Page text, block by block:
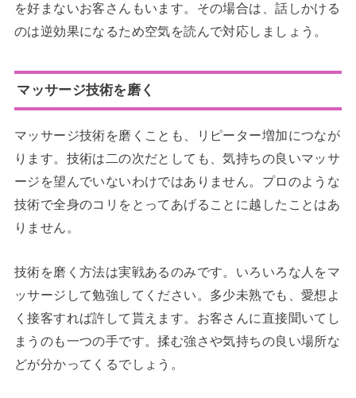
を好まないお客さんもいます。その場合は、話しかける
のは逆効果になるため空気を読んで対応しましょう。
マッサージ技術を磨く
マッサージ技術を磨くことも、リピーター増加につなが
ります。技術は二の次だとしても、気持ちの良いマッサ
ージを望んでいないわけではありません。プロのような
技術で全身のコリをとってあげることに越したことはあ
りません。
技術を磨く方法は実戦あるのみです。いろいろな人をマ
ッサージして勉強してください。多少未熟でも、愛想よ
く接客すれば許して貰えます。お客さんに直接聞いてし
まうのも一つの手です。揉む強さや気持ちの良い場所な
どが分かってくるでしょう。